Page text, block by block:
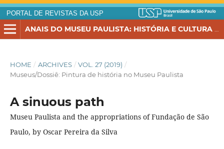
PORTAL DE REVISTAS DA USP
HOME / ARCHIVES / VOL. 27 (2019) /
Museus/Dossiê: Pintura de história no Museu Paulista
A sinuous path
Museu Paulista and the appropriations of Fundação de São
Paulo, by Oscar Pereira da Silva